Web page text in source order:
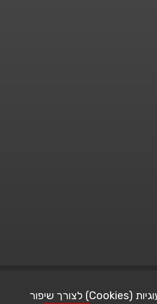
אתר זה משתמש בעוגיות (Cookies) לצורך שיפור